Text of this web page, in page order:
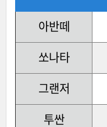
아반떼
쏘나타
그랜저
투싼